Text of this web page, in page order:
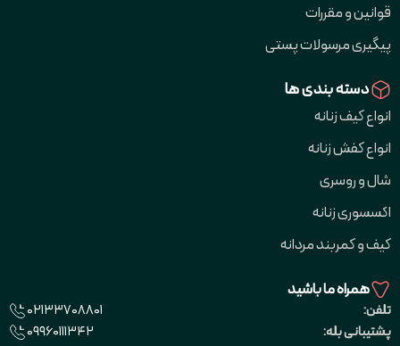
قوانین و مقررات
پیگیری مرسولات پستی
دسته بندی ها
انواع کیف زنانه
انواع کفش زنانه
شال و روسری
اکسسوری زنانه
کیف و کمربند مردانه
همراه ما باشید
تلفن:
02133708801
پشتیبانی بله:
09960111342